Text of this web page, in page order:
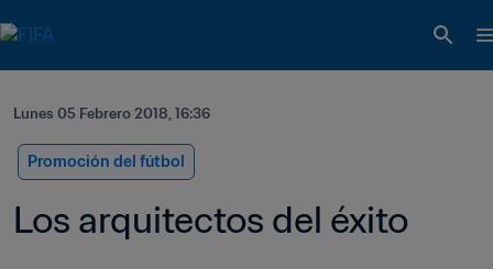
Lunes 05 Febrero 2018, 16:36
Promoción del fútbol
Los arquitectos del éxito